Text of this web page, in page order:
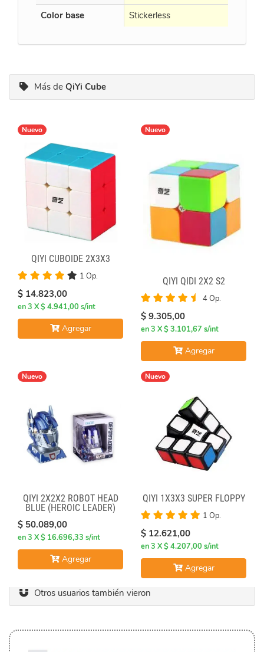
Color base
Stickerless
Más de QiYi Cube
Nuevo
QIYI CUBOIDE 2X3X3
1 Op.
$ 14.823,00
en 3 X $ 4.941,00 s/int
Agregar
Nuevo
QIYI QIDI 2X2 S2
4 Op.
$ 9.305,00
en 3 X $ 3.101,67 s/int
Agregar
Nuevo
QIYI 2X2X2 ROBOT HEAD
BLUE (HEROIC LEADER)
$ 50.089,00
en 3 X $ 16.696,33 s/int
Agregar
Nuevo
QIYI 1X3X3 SUPER FLOPPY
1 Op.
$ 12.621,00
en 3 X $ 4.207,00 s/int
Agregar
Otros usuarios también vieron